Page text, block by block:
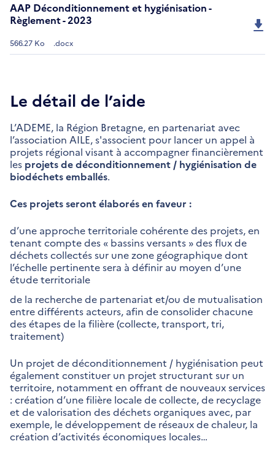
AAP Déconditionnement et hygiénisation -
Règlement - 2023
566.27 Ko .docx
Le détail de l’aide
L’ADEME, la Région Bretagne, en partenariat avec
l’association AILE, s'associent pour lancer un appel à
projets régional visant à accompagner financièrement
les projets de déconditionnement / hygiénisation de
biodéchets emballés.
Ces projets seront élaborés en faveur :
d’une approche territoriale cohérente des projets, en
tenant compte des « bassins versants » des flux de
déchets collectés sur une zone géographique dont
l’échelle pertinente sera à définir au moyen d’une
étude territoriale
de la recherche de partenariat et/ou de mutualisation
entre différents acteurs, afin de consolider chacune
des étapes de la filière (collecte, transport, tri,
traitement)
Un projet de déconditionnement / hygiénisation peut
également constituer un projet structurant sur un
territoire, notamment en offrant de nouveaux services
: création d’une filière locale de collecte, de recyclage
et de valorisation des déchets organiques avec, par
exemple, le développement de réseaux de chaleur, la
création d’activités économiques locales…